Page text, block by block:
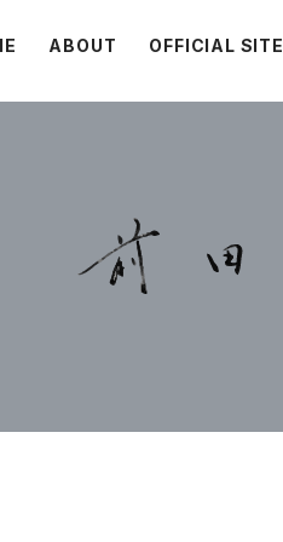
ABOUT OFFICIAL SITE